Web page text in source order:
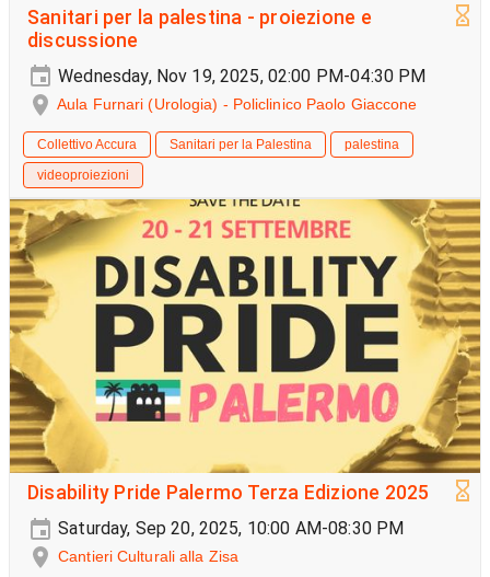
Sanitari per la palestina - proiezione e
discussione
Wednesday, Nov 19, 2025, 02:00 PM-04:30 PM
Aula Furnari (Urologia) - Policlinico Paolo Giaccone
Collettivo Accura Sanitari per la Palestina
palestina
videoproiezioni
Disability Pride Palermo Terza Edizione 2025
Saturday, Sep 20, 2025, 10:00 AM-08:30 PM
Cantieri Culturali alla Zisa